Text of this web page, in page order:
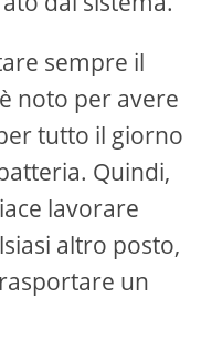
sempre il
noto per avere
tutto il giorno
Quindi,
lavorare
altro posto,
un